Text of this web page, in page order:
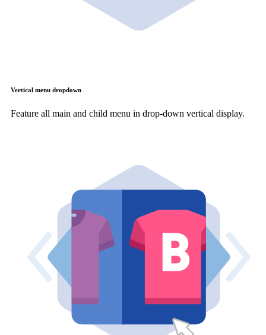
Vertical menu dropdown
Feature all main and child menu in drop-down vertical display.